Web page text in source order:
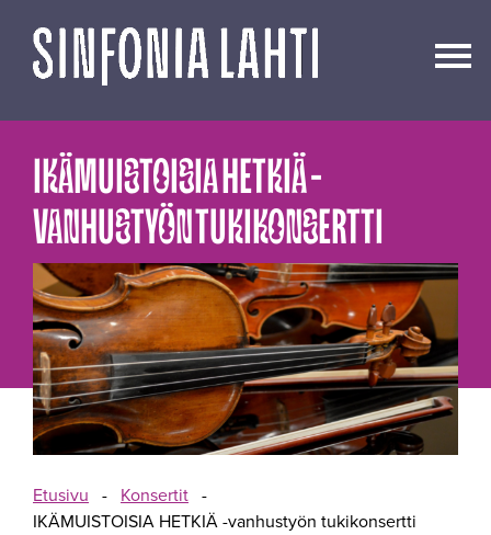
sisältöön
IKÄMUISTOISIA HETKIÄ -
VANHUSTYÖN TUKIKONSERTTI
Etusivu - Konsertit -
IKÄMUISTOISIA HETKIÄ -vanhustyön tukikonsertti